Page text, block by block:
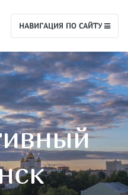
НАВИГАЦИЯ ПО САЙТУ